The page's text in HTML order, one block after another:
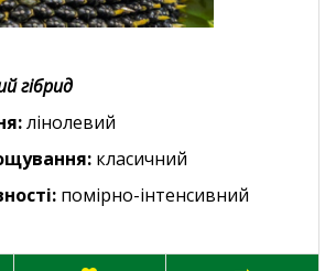
гібрид
лінолевий
класичний
помірно-інтенсивний